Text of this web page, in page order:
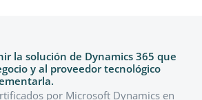
la solución de Dynamics 365 que
y al proveedor tecnológico
por Microsoft Dynamics en